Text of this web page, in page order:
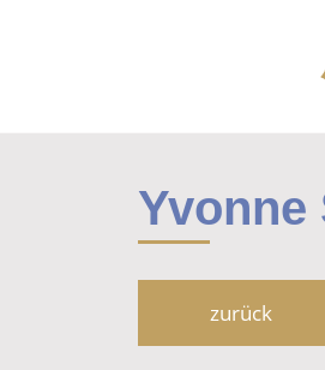
Yvonne
zurück